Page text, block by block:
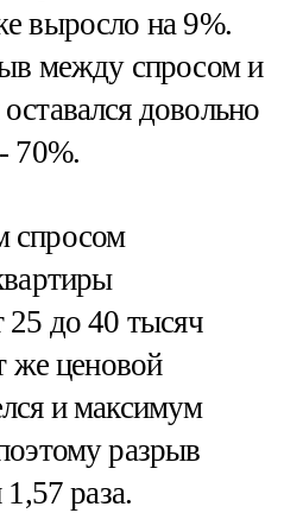
выросло на 9%.
между спросом и
довольно
70%.
спросом
25 до 40 тысяч
же ценовой
и максимум
разрыв
1,57 раза.